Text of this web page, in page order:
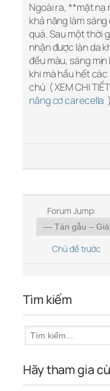
Ngoài ra, **mặt
khả năng làm
quả. Sau một thời
nhận được làn da
đều màu, sáng
khi mà hầu hết
chú ( XEM CHI
nâng cơ carecella
Forum Jump:
Chủ đề trước
Tìm kiếm
Hãy tham gia